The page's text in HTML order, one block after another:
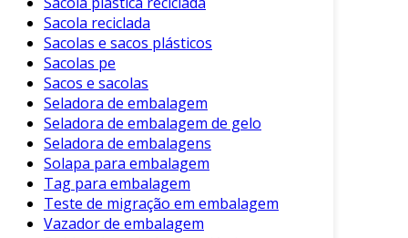
Sacola reciclada
Sacolas e sacos plásticos
Sacolas pe
Sacos e sacolas
Seladora de embalagem
Seladora de embalagem de gelo
Seladora de embalagens
Solapa para embalagem
Tag para embalagem
Teste de migração em embalagem
Vazador de embalagem